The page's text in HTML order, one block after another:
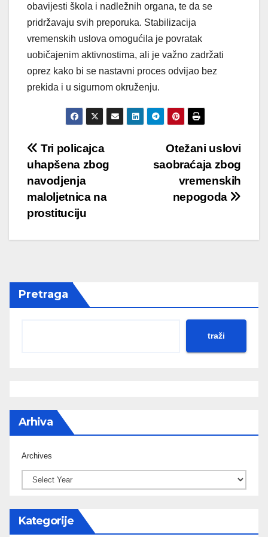
obavijesti škola i nadležnih organa, te da se
pridržavaju svih preporuka. Stabilizacija
vremenskih uslova omogućila je povratak
uobičajenim aktivnostima, ali je važno zadržati
oprez kako bi se nastavni proces odvijao bez
prekida i u sigurnom okruženju.
Post
navigation
Otežani uslovi
saobraćaja zbog
vremenskih
nepogoda
Tri policajca
uhapšena zbog
navodjenja
maloljetnica na
prostituciju
Pretraga
traži
Arhiva
Archives
Kategorije